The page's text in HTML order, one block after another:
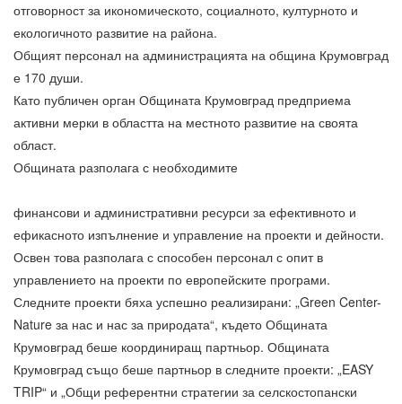
отговорност за икономическото, социалното, културното и
екологичното развитие на района.
Общият персонал на администрацията на община Крумовград
е 170 души.
Като публичен орган Общината Крумовград предприема
активни мерки в областта на местното развитие на своята
област.
Общината разполага с необходимите
финансови и административни ресурси за ефективното и
ефикасното изпълнение и управление на проекти и дейности.
Освен това разполага с способен персонал с опит в
управлението на проекти по европейските програми.
Следните проекти бяха успешно реализирани: „Green Center-
Nature за нас и нас за природата“, където Общината
Крумовград беше координиращ партньор. Общината
Крумовград също беше партньор в следните проекти: „EASY
TRIP“ и „Общи референтни стратегии за селскостопански